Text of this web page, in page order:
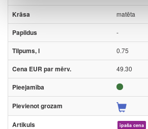
matēta
-
0.75
49.30
īpaša cena